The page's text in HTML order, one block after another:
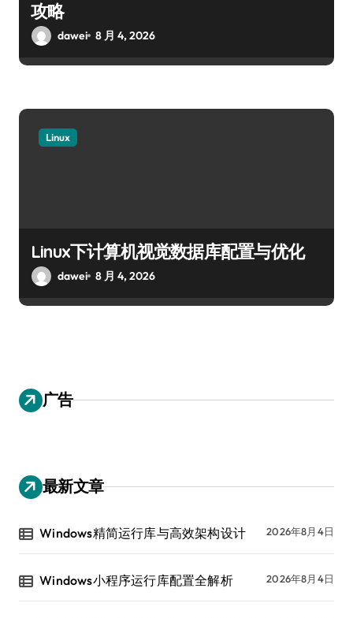
攻略
dawei 8 月 4, 2026
Linux
Linux下计算机视觉数据库配置与优化
dawei 8 月 4, 2026
广告
最新文章
Windows精简运行库与高效架构设计 2026年8月4日
Windows小程序运行库配置全解析 2026年8月4日